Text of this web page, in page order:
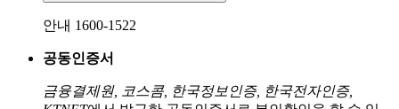
안내 1600-1522
공동인증서
금융결제원, 코스콤, 한국정보인증, 한국전자인증,